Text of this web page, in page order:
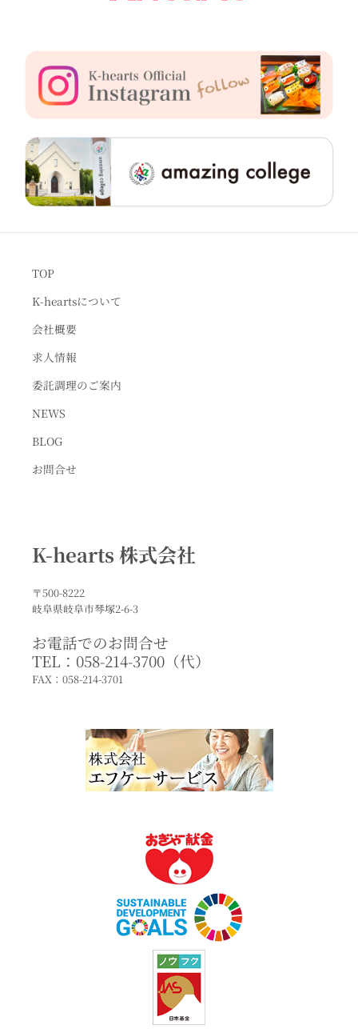
TOP
K-heartsについて
会社概要
求人情報
委託調理のご案内
NEWS
BLOG
お問合せ
K-hearts 株式会社
〒500-8222
岐阜県岐阜市琴塚2-6-3
お電話でのお問合せ
TEL：058-214-3700（代）
FAX：058-214-3701